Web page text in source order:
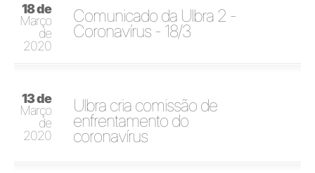
18 de
Março
de
2020
Comunicado da Ulbra 2 -
Coronavírus - 18/3
13 de
Março
de
2020
Ulbra cria comissão de
enfrentamento do
coronavírus